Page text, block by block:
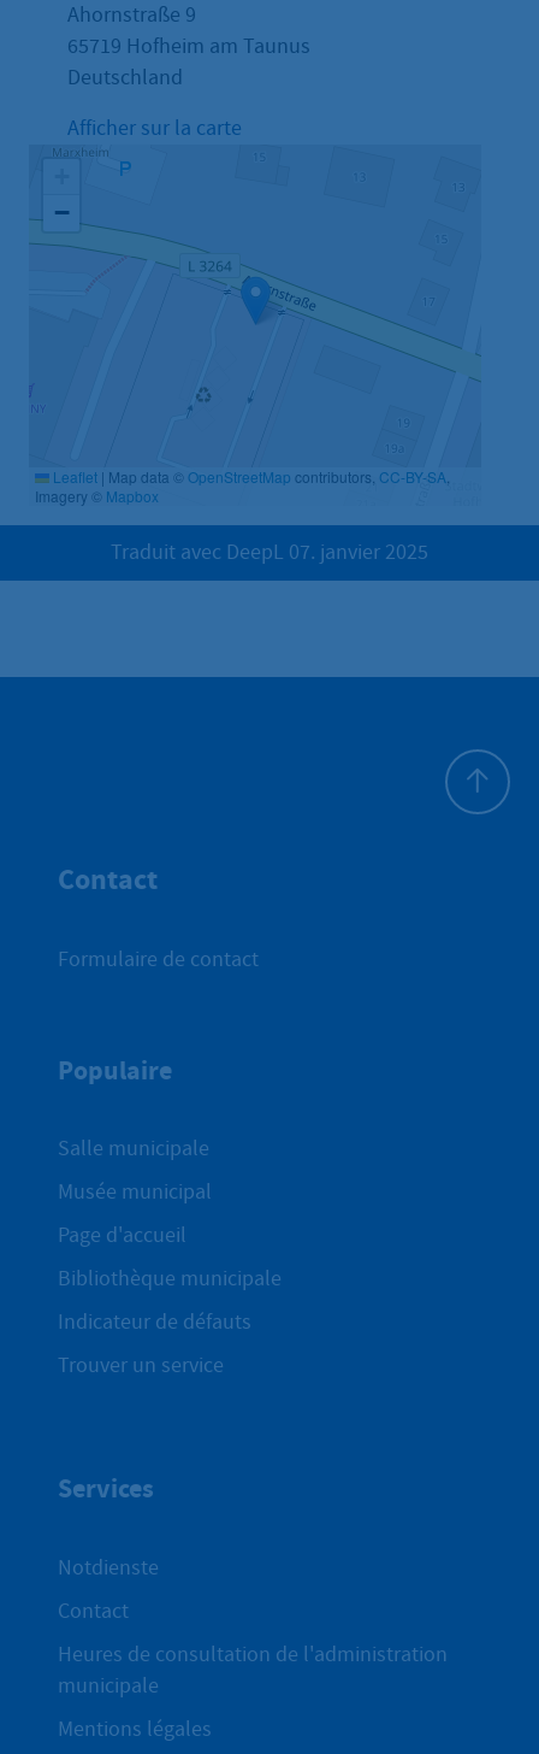
Ahornstraße 9
65719 Hofheim am Taunus
Deutschland
Afficher sur la carte
−
Leaflet | Map data © OpenStreetMap contributors, CC-BY-SA
Imagery © Mapbox
Traduit avec DeepL 07. janvier 2025
Contact
Formulaire de contact
Populaire
Salle municipale
Musée municipal
Page d'accueil
Bibliothèque municipale
Indicateur de défauts
Trouver un service
Services
Notdienste
Contact
Heures de consultation de l'administration
municipale
Mentions légales